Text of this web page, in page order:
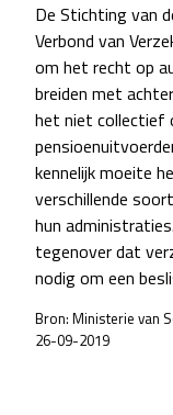
De Stichting van
Verbond van
om het recht op
breiden met
het niet collectief
kennelijk moeite
verschillende
hun
tegenover dat
nodig om een
Bron: Ministerie van
26-09-2019